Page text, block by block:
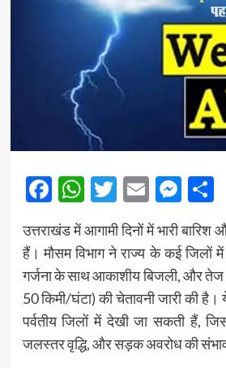
Facebook
WhatsApp
Twitter
Email
उत्तराखंड में आगामी दिनों में भारी
हैं। मौसम विभाग ने राज्य के कई जिलों में
गर्जना के साथ आकाशीय बिजली, और तेज
50 किमी/घंटा) की चेतावनी जारी की
पर्वतीय जिलों में देखी जा सकती हैं,
जलस्तर वृद्धि, और सड़क अवरोध की